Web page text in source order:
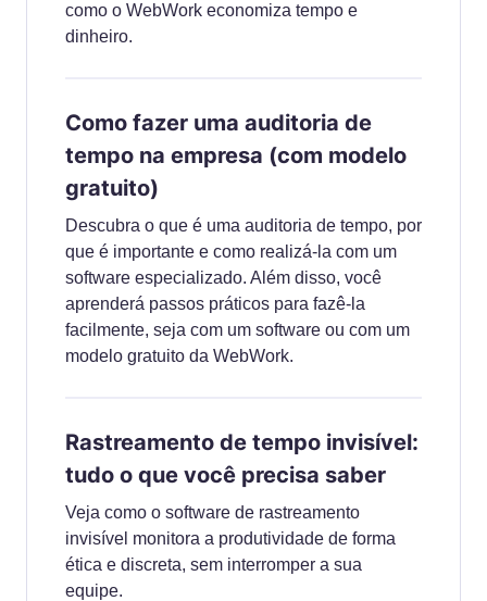
como o WebWork economiza tempo e
dinheiro.
Como fazer uma auditoria de
tempo na empresa (com modelo
gratuito)
Descubra o que é uma auditoria de tempo, por
que é importante e como realizá-la com um
software especializado. Além disso, você
aprenderá passos práticos para fazê-la
facilmente, seja com um software ou com um
modelo gratuito da WebWork.
Rastreamento de tempo invisível:
tudo o que você precisa saber
Veja como o software de rastreamento
invisível monitora a produtividade de forma
ética e discreta, sem interromper a sua
equipe.